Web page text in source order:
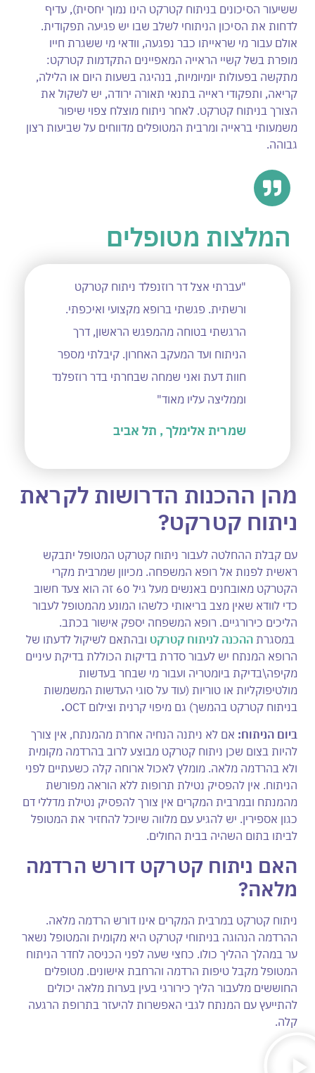
ששיעור הסיכונים בניתוח קטרקט הינו נמוך יחסית), עדיף
לדחות את הסיכון הניתוחי לשלב שבו יש פגיעה תפקודית.
אולם עבור מי שראייתו כבר נפגעה, וודאי מי ששגרת חייו
מופרת בשל קשיי הראייה המאפיינים התקדמות קטרקט:
מתקשה בפעולות יומיומיות, בנהיגה בשעות היום או הלילה,
קריאה, ותפקודי ראייה בתנאי תאורה ירודה, יש לשקול את
הצורך בניתוח קטרקט. לאחר ניתוח מוצלח צפוי שיפור
משמעותי בראייה ומרבית המטופלים מדווחים על שביעות רצון
גבוהה.
המלצות מטופלים
"עברתי אצל דר רוזנפלד ניתוח קטרקט
ורשתית. פגשתי ברופא מקצועי ואיכפתי.
הרגשתי בטוחה מהמפגש הראשון, דרך
הניתוח ועד המעקב האחרון. קיבלתי מספר
חוות דעת ואני שמחה שבחרתי בדר רוזפלנד
וממליצה עליו מאוד"
שמרית אלימלך , תל אביב
מהן ההכנות הדרושות לקראת
ניתוח קטרקט?
עם קבלת ההחלטה לעבור ניתוח קטרקט המטופל יתבקש
ראשית לפנות אל רופא המשפחה. מכיוון שמרבית מקרי
הקטרקט מאובחנים באנשים מעל גיל 60 זה הוא צעד חשוב
כדי לוודא שאין מצב בריאותי כלשהו המונע מהמטופל לעבור
הליכים כירורגיים. רופא המשפחה יספק אישור בכתב.
במסגרת ההכנה לניתוח קטרקט ובהתאם לשיקול לדעתו של
הרופא המנתח יש לעבור סדרת בדיקות הכוללת בדיקת עיניים
מקיפה\בדיקת ביומטריה ועבור מי שבחר בעדשות
מולטיפוקליות או טוריות (עוד על סוגי העדשות המשמשות
בניתוח קטרקט בהמשך) גם מיפוי קרנית וצילום OCT
.
ביום הניתוח: אם לא ניתנה הנחיה אחרת מהמנתח, אין צורך
להיות בצום שכן ניתוח קטרקט מבוצע לרוב בהרדמה מקומית
ולא בהרדמה מלאה. מומלץ לאכול ארוחה קלה כשעתיים לפני
הניתוח. אין להפסיק נטילת תרופות ללא הוראה מפורשת
מהמנתח ובמרבית המקרים אין צורך להפסיק נטילת מדללי דם
כגון אספירין. יש להגיע עם מלווה שיוכל להחזיר את המטופל
לביתו בתום השהיה בבית החולים.
האם ניתוח קטרקט דורש הרדמה
מלאה?
ניתוח קטרקט במרבית המקרים אינו דורש הרדמה מלאה.
ההרדמה הנהוגה בניתוחי קטרקט היא מקומית והמטופל נשאר
ער במהלך ההליך כולו. כחצי שעה לפני הכניסה לחדר הניתוח
המטופל מקבל טיפות הרדמה והרחבת אישונים. מטופלים
החוששים מלעבור הליך כירורגי בעין בערות מלאה יכולים
להתייעץ עם המנתח לגבי האפשרות להיעזר בתרופת הרגעה
קלה.